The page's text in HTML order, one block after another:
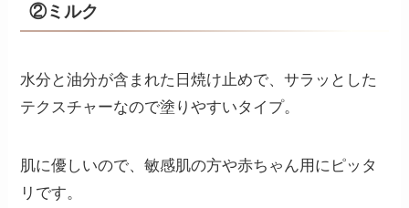
②ミルク
水分と油分が含まれた日焼け止めで、サラッとした
テクスチャーなので塗りやすいタイプ。
肌に優しいので、敏感肌の方や赤ちゃん用にピッタ
リです。